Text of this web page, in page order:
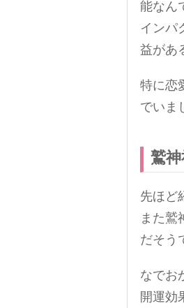
能なん
インパ
益があ
特に恋
でいま
鷲
先ほど
また鷲
だそう
なでお
開運効